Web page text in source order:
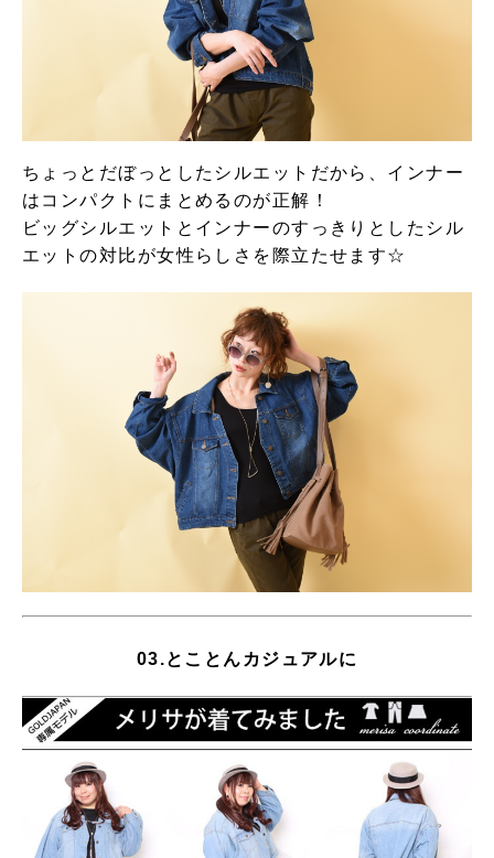
ちょっとだぼっとしたシルエットだから、インナー
はコンパクトにまとめるのが正解！
ビッグシルエットとインナーのすっきりとしたシル
エットの対比が女性らしさを際立たせます☆
03.とことんカジュアルに